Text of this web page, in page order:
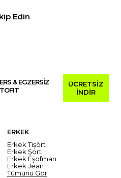
Edin
& EGZERSİZ
ÜCRETSİZ
İNDİR
ERKEK
Erkek Tişört
Erkek Şort
Erkek Eşofman
Erkek Jean
Tümünü Gör